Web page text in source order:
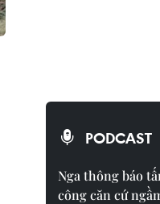
PODCAST
Nga thông báo
công căn cứ